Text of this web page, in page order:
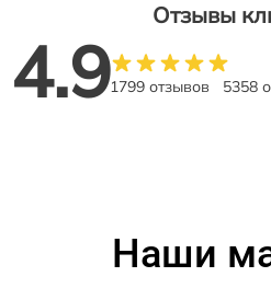
Отзывы
4.91799 отзывов 5358
Наши